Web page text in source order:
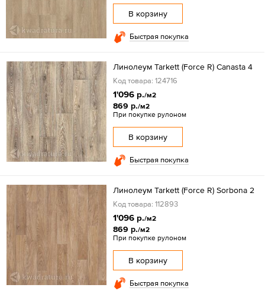
В корзину
Быстрая покупка
Линолеум Tarkett (Force R) Canasta 4
Код товара: 124716
1'096 р./м2
869 р./м2
При покупке рулоном
В корзину
Быстрая покупка
Линолеум Tarkett (Force R) Sorbona 2
Код товара: 112893
1'096 р./м2
869 р./м2
При покупке рулоном
В корзину
Быстрая покупка